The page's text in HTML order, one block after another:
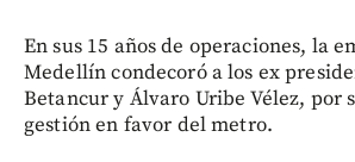
En sus 15 años de operaciones, la
Medellín condecoró a los ex
Betancur y Álvaro Uribe Vélez, por
gestión en favor del metro.